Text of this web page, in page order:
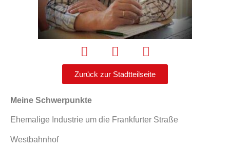
Zurück zur Stadtteilseite
Meine Schwerpunkte
Ehemalige Industrie um die Frankfurter Straße
Westbahnhof